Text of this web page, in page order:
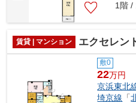
1階 /
賃貸 | マンション エクセレン
敷0
22万円
京浜東北
埼京線 「